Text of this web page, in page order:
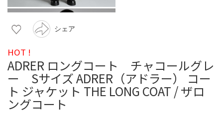
シェア
HOT !
ADRER ロングコート チャコールグレ
ー Sサイズ ADRER（アドラー） コー
ト ジャケット THE LONG COAT / ザロ
ングコート